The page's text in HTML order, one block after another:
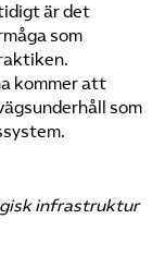
är det
som
kommer att
som
infrastruktur